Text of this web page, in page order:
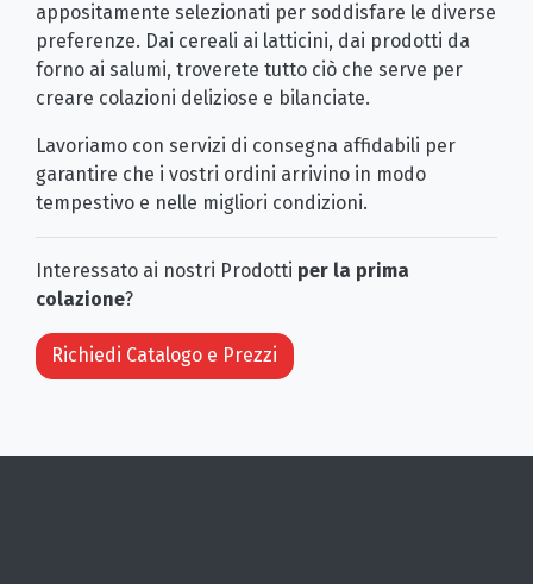
appositamente selezionati per soddisfare le diverse
preferenze. Dai cereali ai latticini, dai prodotti da
forno ai salumi, troverete tutto ciò che serve per
creare colazioni deliziose e bilanciate.
Lavoriamo con servizi di consegna affidabili per
garantire che i vostri ordini arrivino in modo
tempestivo e nelle migliori condizioni.
Interessato ai nostri Prodotti per la prima
colazione?
Richiedi Catalogo e Prezzi